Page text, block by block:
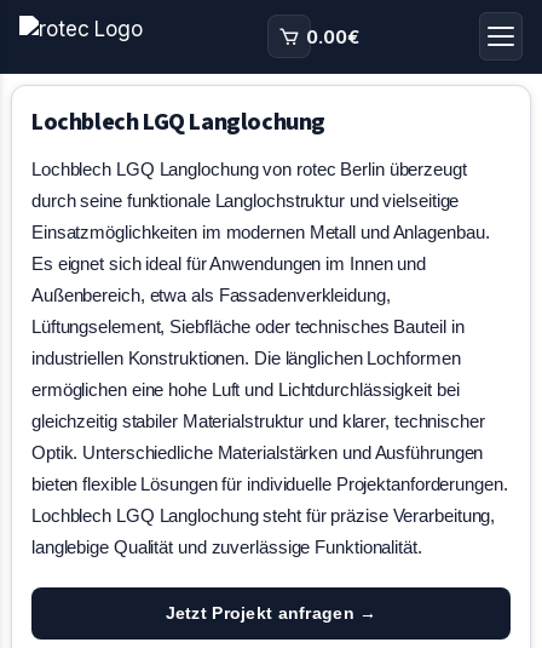
0.00€
Lochblech LGQ Langlochung
Lochblech LGQ Langlochung von rotec Berlin überzeugt
durch seine funktionale Langlochstruktur und vielseitige
Einsatzmöglichkeiten im modernen Metall und Anlagenbau.
Es eignet sich ideal für Anwendungen im Innen und
Außenbereich, etwa als Fassadenverkleidung,
Lüftungselement, Siebfläche oder technisches Bauteil in
industriellen Konstruktionen. Die länglichen Lochformen
ermöglichen eine hohe Luft und Lichtdurchlässigkeit bei
gleichzeitig stabiler Materialstruktur und klarer, technischer
Optik. Unterschiedliche Materialstärken und Ausführungen
bieten flexible Lösungen für individuelle Projektanforderungen.
Lochblech LGQ Langlochung steht für präzise Verarbeitung,
langlebige Qualität und zuverlässige Funktionalität.
Jetzt Projekt anfragen →